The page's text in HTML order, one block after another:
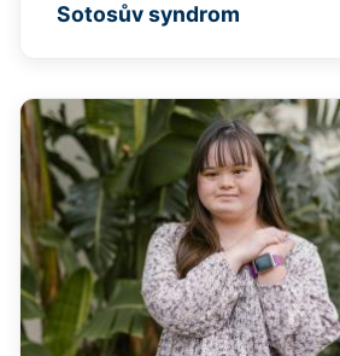
Sotosův syndrom